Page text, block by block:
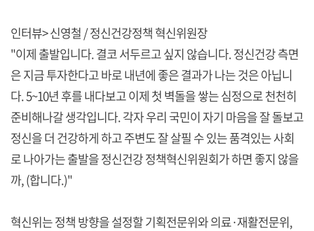
인터뷰> 신영철 / 정신건강정책 혁신위원장
"이제 출발입니다. 결코 서두르고 싶지 않습니다. 정신건강 측면
은 지금 투자한다고 바로 내년에 좋은 결과가 나는 것은 아닙니
다. 5~10년 후를 내다보고 이제 첫 벽돌을 쌓는 심정으로 천천히
준비해나갈 생각입니다. 각자 우리 국민이 자기 마음을 잘 돌보고
정신을 더 건강하게 하고 주변도 잘 살필 수 있는 품격있는 사회
로 나아가는 출발을 정신건강 정책혁신위원회가 하면 좋지 않을
까, (합니다.)"
혁신위는 정책 방향을 설정할 기획전문위와 의료·재활전문위,